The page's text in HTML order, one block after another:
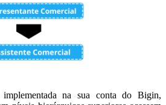
implementada na sua conta do Bigin,